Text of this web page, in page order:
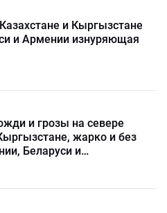
и Кыргызстане
и Армении изнуряющая
и грозы на севере
жарко и без
Беларуси и